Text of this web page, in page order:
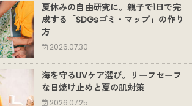
夏休みの自由研究に。親子で1日で完
成する「SDGsゴミ・マップ」の作り
方
2026.07.30
海を守るUVケア選び。リーフセーフ
な日焼け止めと夏の肌対策
2026.07.25